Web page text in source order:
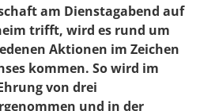
am Dienstagabend auf
trifft, wird es rund um
Aktionen im Zeichen
kommen. So wird im
von drei
und in der